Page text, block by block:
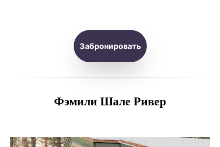
Забронировать
Фэмили Шале Ривер